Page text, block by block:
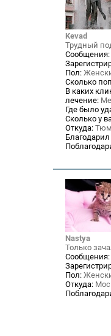
Kevad
Трудный
Сообщения:
Пол:
Сколько
В каких
лечение:
Где было
Сколько у
Откуда:
Благодарил
Nastya
Только
Сообщения:
Пол:
Откуда: